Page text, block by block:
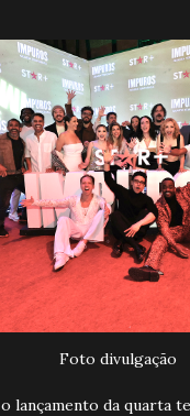
Foto divulgação
lançamento da quarta